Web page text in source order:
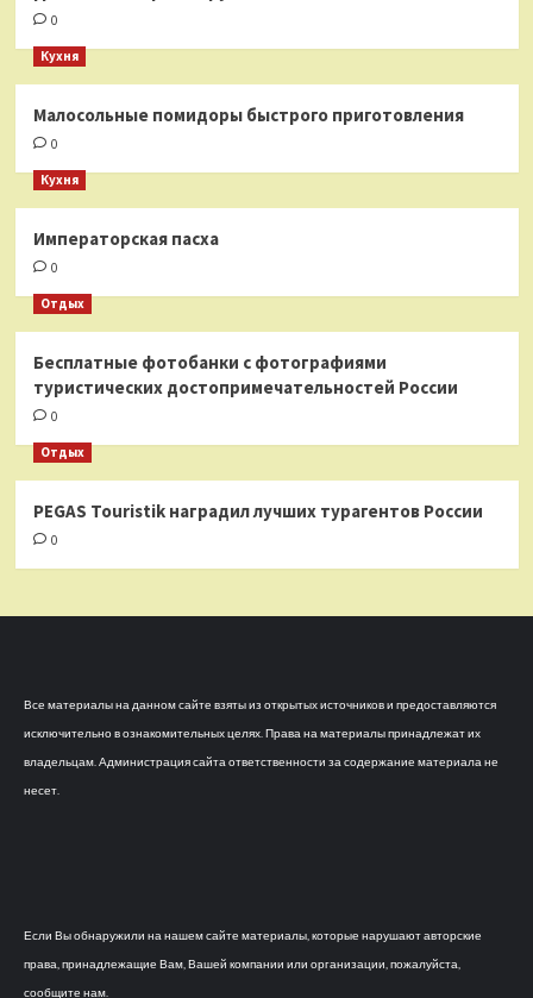
0
Кухня
Малосольные помидоры быстрого приготовления
0
Кухня
Императорская пасха
0
Отдых
Бесплатные фотобанки с фотографиями
туристических достопримечательностей России
0
Отдых
PEGAS Touristik наградил лучших турагентов России
0
Все материалы на данном сайте взяты из открытых источников и предоставляются
исключительно в ознакомительных целях. Права на материалы принадлежат их
владельцам. Администрация сайта ответственности за содержание материала не
несет.
Если Вы обнаружили на нашем сайте материалы, которые нарушают авторские
права, принадлежащие Вам, Вашей компании или организации, пожалуйста,
сообщите нам.